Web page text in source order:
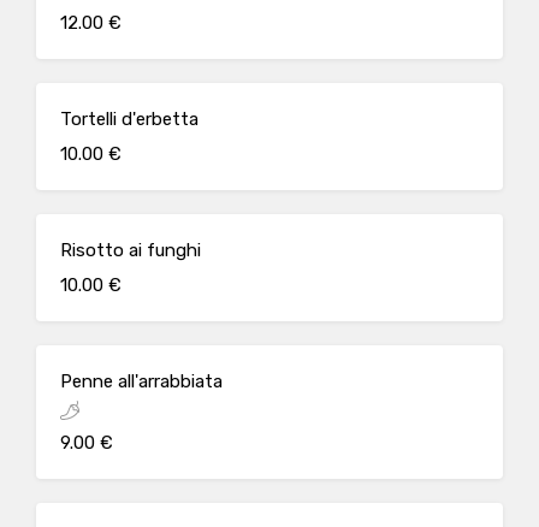
12.00 €
Tortelli d'erbetta
10.00 €
Risotto ai funghi
10.00 €
Penne all'arrabbiata
9.00 €